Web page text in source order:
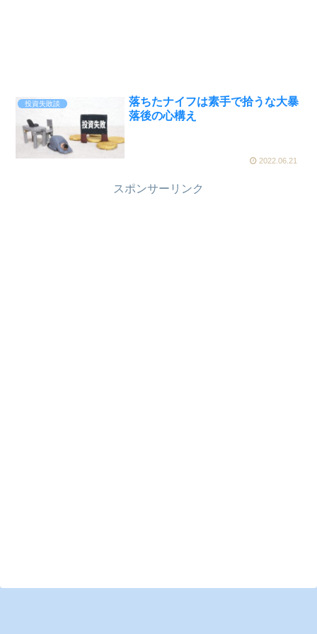
投資失敗談
落ちたナイフは素手で拾うな大暴
落後の心構え
2022.06.21
スポンサーリンク